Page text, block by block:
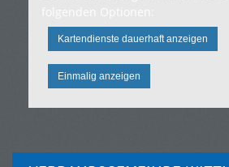
Kartendienste dauerhaft anzeigen
Einmalig anzeigen